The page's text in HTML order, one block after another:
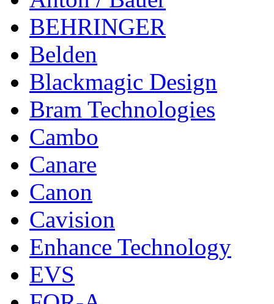
BEHRINGER
Belden
Blackmagic Design
Bram Technologies
Cambo
Canare
Canon
Cavision
Enhance Technology
EVS